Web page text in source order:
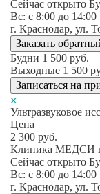
Сейчас открыто
Вс: c 8:00 до 14:00
г. Краснодар, ул.
Заказать
Будни 1 500 руб.
Выходные 1 500
Записаться на
Ультразвуковое
Цена
2 300 руб.
Клиника МЕДСИ в
Сейчас открыто
Вс: c 8:00 до 14:00
г. Краснодар, ул.